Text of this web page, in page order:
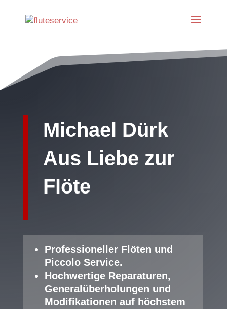
Michael Dürk
Aus Liebe zur
Flöte
Professioneller Fl öten und
Piccolo Service.
Hochwertige Reparaturen,
Generalüberholungen und
Modifikationen auf höchstem